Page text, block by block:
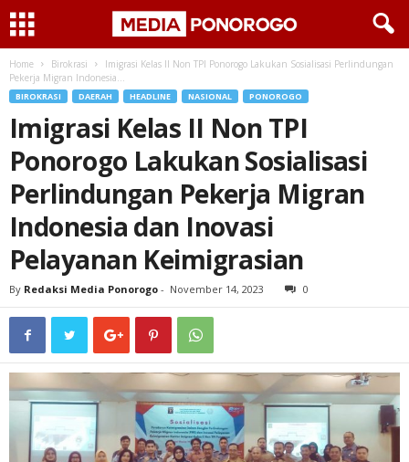
Home Birokrasi
Imigrasi Kelas II Non TPI Ponorogo Lakukan Sosialisasi Perlindungan
Pekerja Migran Indonesia...
BIROKRASI DAERAH HEADLINE NASIONAL PONOROGO
Imigrasi Kelas II Non TPI
Ponorogo Lakukan Sosialisasi
Perlindungan Pekerja Migran
Indonesia dan Inovasi
Pelayanan Keimigrasian
By Redaksi Media Ponorogo - November 14, 2023 0